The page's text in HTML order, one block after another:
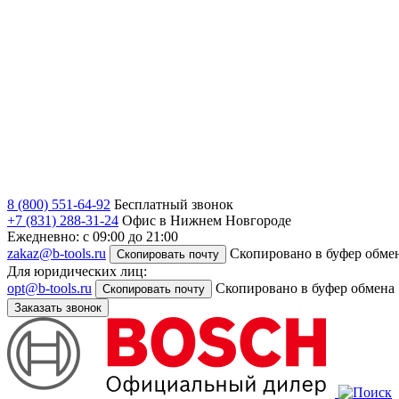
8 (800) 551-64-92 Бесплатный звонок
+7 (831) 288-31-24 Офис в Нижнем Новгороде
Ежедневно: с 09:00 до 21:00
zakaz@b-tools.ru
Скопировать почту
Скопировано в буфер
Для юридических лиц:
opt@b-tools.ru
Скопировать почту Скопировано в буфер обмена
Заказать звонок